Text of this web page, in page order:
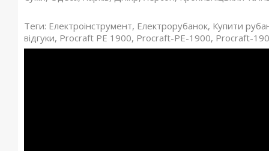
Теги: Електроінструмент, Електрорубанок, Купити
відгуки, Procraft PE 1900, Procraft-PE-1900, Procraft-